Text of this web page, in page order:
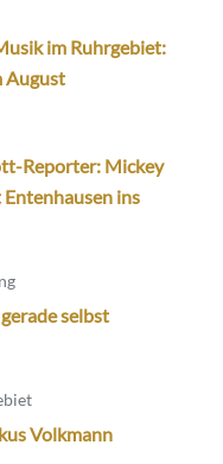
im Ruhrgebiet:
August
Reporter: Mickey
ins
selbst
Volkmann